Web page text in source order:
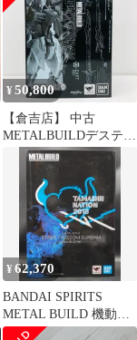
ガンダム SOUL RED
¥50,800
【倉吉店】 中古
METALBUILDデスティ
ニーガンダム
SOULREDVer.「機動戦
士ガンダム
SEEDDESTINY」
TAMASHIINATION2020
開催記念商品
¥62,370
BANDAI SPIRITS
METAL BUILD 機動戦
士ガンダムSEED